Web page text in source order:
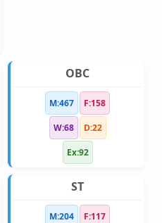
OBC
M:467 F:158
W:68 D:22
Ex:92
ST
M:204 F:117